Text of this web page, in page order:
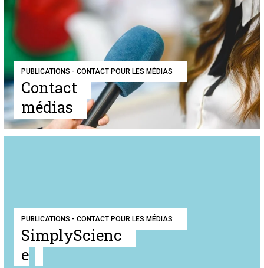
PUBLICATIONS - CONTACT POUR LES MÉDIAS
Contact
médias
PUBLICATIONS - CONTACT POUR LES MÉDIAS
SimplyScienc
e